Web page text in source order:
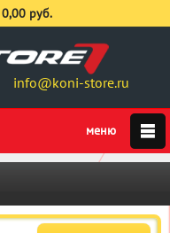
info@koni-store.ru
0,00 руб.